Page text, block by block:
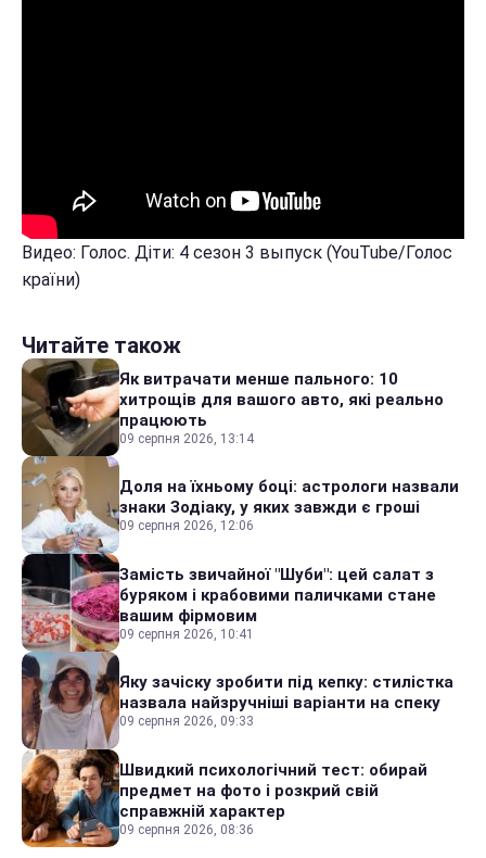
Видео: Голос. Діти: 4 сезон 3 выпуск (YouTube/Голос
країни)
Читайте також
Як витрачати менше пального: 10
хитрощів для вашого авто, які реально
працюють
09 серпня 2026, 13:14
Доля на їхньому боці: астрологи назвали
знаки Зодіаку, у яких завжди є гроші
09 серпня 2026, 12:06
Замість звичайної "Шуби": цей салат з
буряком і крабовими паличками стане
вашим фірмовим
09 серпня 2026, 10:41
Яку зачіску зробити під кепку: стилістка
назвала найзручніші варіанти на спеку
09 серпня 2026, 09:33
Швидкий психологічний тест: обирай
предмет на фото і розкрий свій
справжній характер
09 серпня 2026, 08:36